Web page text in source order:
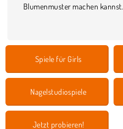
Blumenmuster machen kannst.
Spiele für Girls
Nagelstudiospiele
Jetzt probieren!